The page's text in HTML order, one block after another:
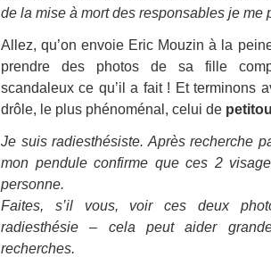
de la mise à mort des responsables je me
Allez, qu’on envoie Eric Mouzin à la
prendre des photos de sa fille
scandaleux ce qu’il a fait ! Et terminons
drôle, le plus phénoménal, celui de
Je suis radiesthésiste. Après recherche
mon pendule confirme que ces 2
personne.
Faites, s’il vous, voir ces deux
radiesthésie – cela peut aider
recherches.